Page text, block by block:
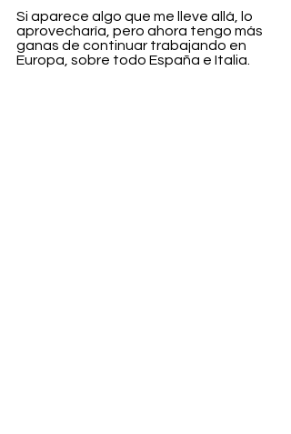
Si aparece algo que me lleve allá, lo
aprovecharía, pero ahora tengo más
ganas de continuar trabajando en
Europa, sobre todo España e Italia.